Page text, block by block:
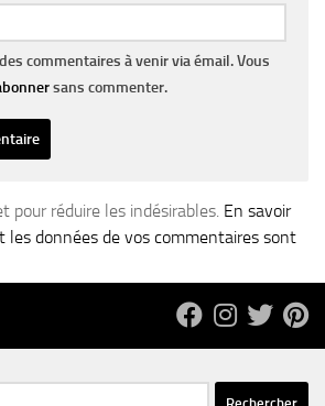
commentaires à venir via émail. Vous
sans commenter.
pour réduire les indésirables. En savoir
les données de vos commentaires sont